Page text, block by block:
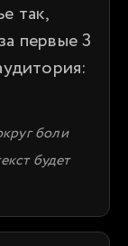
так,
первые 3
боли
будет